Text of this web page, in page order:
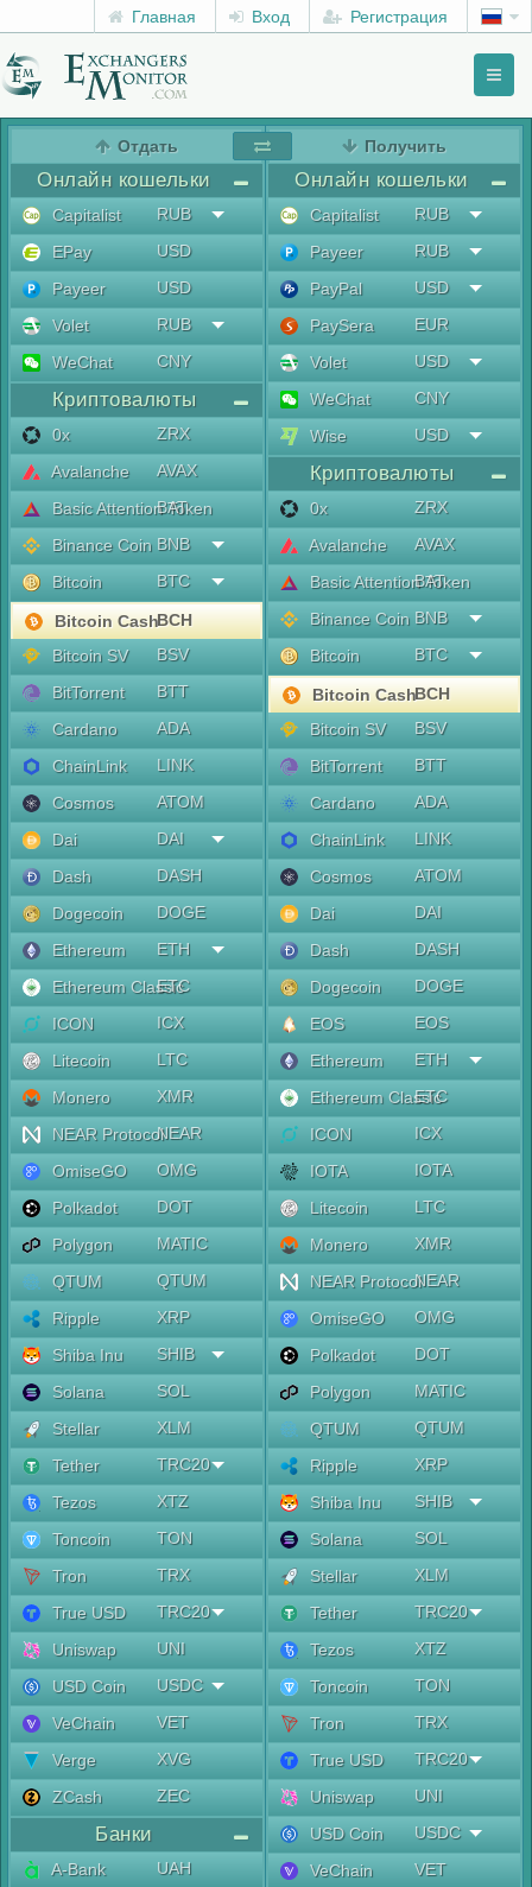
Главная Вход Регистрация
Отдать
Онлайн кошельки
Capitalist
RUB
EPay
USD
Payeer
USD
Volet
RUB
WeChat
CNY
Криптовалюты
0x
ZRX
Avalanche
AVAX
Basic Attention Token
BAT
Binance Coin BNB
Bitcoin
BTC
Bitcoin CashBCH
Bitcoin SV
BSV
BitTorrent
BTT
Cardano
ADA
ChainLink
LINK
Cosmos
ATOM
Dai
DAI
Dash
DASH
Dogecoin
DOGE
Ethereum
ETH
Ethereum Classic
ETC
ICON
ICX
Litecoin
LTC
Monero
XMR
NEAR ProtocolNEAR
OmiseGO
OMG
Polkadot
DOT
Polygon
MATIC
QTUM
QTUM
Ripple
XRP
Shiba Inu
SHIB
Solana
SOL
Stellar
XLM
Tether
TRC20
Tezos
XTZ
Toncoin
TON
Tron
TRX
True USD
TRC20
Uniswap
UNI
USD Coin
USDC
VeChain
VET
Verge
XVG
ZCash
ZEC
Банки
A-Bank
UAH
Получить
Онлайн кошельки
Capitalist
RUB
Payeer
RUB
PayPal
USD
PaySera
EUR
Volet
USD
WeChat
CNY
Wise
USD
Криптовалюты
0x
ZRX
Avalanche
AVAX
Basic Attention Token
BAT
Binance Coin BNB
Bitcoin
BTC
Bitcoin CashBCH
Bitcoin SV
BSV
BitTorrent
BTT
Cardano
ADA
ChainLink
LINK
Cosmos
ATOM
Dai
DAI
Dash
DASH
Dogecoin
DOGE
EOS
EOS
Ethereum
ETH
Ethereum Classic
ETC
ICON
ICX
IOTA
IOTA
Litecoin
LTC
Monero
XMR
NEAR ProtocolNEAR
OmiseGO
OMG
Polkadot
DOT
Polygon
MATIC
QTUM
QTUM
Ripple
XRP
Shiba Inu
SHIB
Solana
SOL
Stellar
XLM
Tether
TRC20
Tezos
XTZ
Toncoin
TON
Tron
TRX
True USD
TRC20
Uniswap
UNI
USD Coin
USDC
VeChain
VET